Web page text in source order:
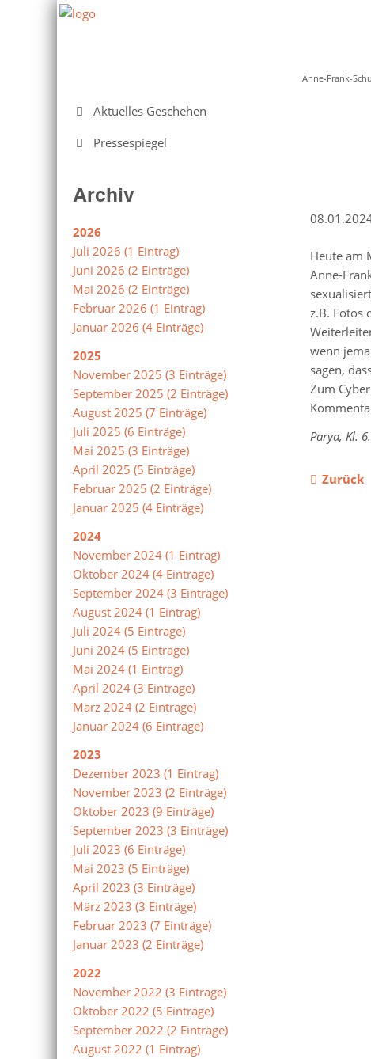
Anne-Frank-
Heute am
Anne-
z.B. Fotos
wenn
sagen,
Zum
Parya, Kl.
Zurück
NavigationAktuelles Geschehen
Pressespiegel
Archiv
2026
Juli 2026 (1 Eintrag)
Juni 2026 (2 Einträge)
Mai 2026 (2 Einträge)
Februar 2026 (1 Eintrag)
Januar 2026 (4 Einträge)
2025
November 2025 (3 Einträge)
September 2025 (2 Einträge)
August 2025 (7 Einträge)
Juli 2025 (6 Einträge)
Mai 2025 (3 Einträge)
April 2025 (5 Einträge)
Februar 2025 (2 Einträge)
Januar 2025 (4 Einträge)
2024
November 2024 (1 Eintrag)
Oktober 2024 (4 Einträge)
September 2024 (3 Einträge)
August 2024 (1 Eintrag)
Juli 2024 (5 Einträge)
Juni 2024 (5 Einträge)
Mai 2024 (1 Eintrag)
April 2024 (3 Einträge)
März 2024 (2 Einträge)
Januar 2024 (6 Einträge)
2023
Dezember 2023 (1 Eintrag)
November 2023 (2 Einträge)
Oktober 2023 (9 Einträge)
September 2023 (3 Einträge)
Juli 2023 (6 Einträge)
Mai 2023 (5 Einträge)
April 2023 (3 Einträge)
März 2023 (3 Einträge)
Februar 2023 (7 Einträge)
Januar 2023 (2 Einträge)
2022
November 2022 (3 Einträge)
Oktober 2022 (5 Einträge)
September 2022 (2 Einträge)
August 2022 (1 Eintrag)